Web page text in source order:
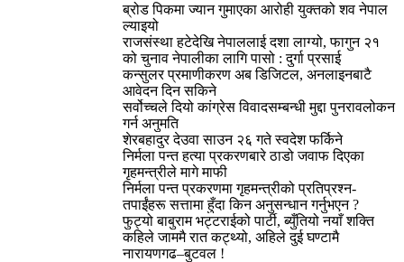
ब्रोड पिकमा ज्यान गुमाएका आरोही युक्तको शव नेपाल
ल्याइयो
राजसंस्था हटेदेखि नेपाललाई दशा लाग्यो, फागुन २१
को चुनाव नेपालीका लागि पासो : दुर्गा प्रसाई
कन्सुलर प्रमाणीकरण अब डिजिटल, अनलाइनबाटै
आवेदन दिन सकिने
सर्वोच्चले दियो कांग्रेस विवादसम्बन्धी मुद्दा पुनरावलोकन
गर्न अनुमति
शेरबहादुर देउवा साउन २६ गते स्वदेश फर्किने
निर्मला पन्त हत्या प्रकरणबारे ठाडो जवाफ दिएका
गृहमन्त्रीले मागे माफी
निर्मला पन्त प्रकरणमा गृहमन्त्रीको प्रतिप्रश्न-
तपाईंहरू सत्तामा हुँदा किन अनुसन्धान गर्नुभएन ?
फुट्यो बाबुराम भट्टराईको पार्टी, ब्युँतियो नयाँ शक्ति
कहिले जाममै रात कट्थ्यो, अहिले दुई घण्टामै
नारायणगढ–बुटवल !